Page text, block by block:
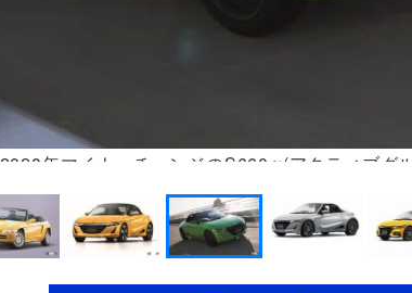
2020年マイナーチェンジのS660α(アクティブグ